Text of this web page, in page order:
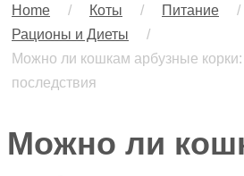
Home / Коты / Питание
/
Рационы и Диеты
/
Можно ли кошкам арбузные корки:
последствия
Можно ли